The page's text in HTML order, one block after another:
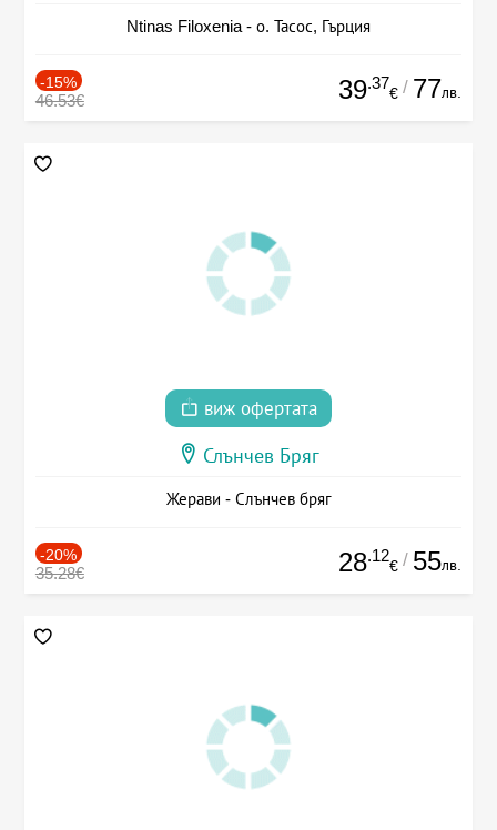
Ntinas Filoxenia - о. Тасос, Гърция
-15%
46.53€ 39.37
€ / 77лв.
виж офертата
Слънчев Бряг
Жерави - Слънчев бряг
-20%
35.28€ 28.12
€ / 55лв.